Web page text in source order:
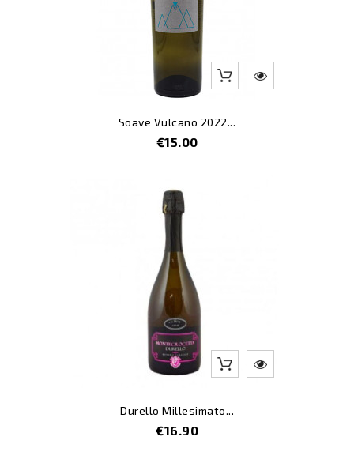
Soave Vulcano 2022...
Price
€15.00
Durello Millesimato...
Price
€16.90